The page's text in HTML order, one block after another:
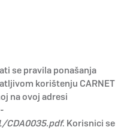
se pravila ponašanja
korištenju CARNET
na ovoj adresi
. Korisnici se